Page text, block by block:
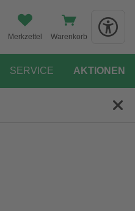
Merkzettel Warenkorb
SERVICE AKTIONEN